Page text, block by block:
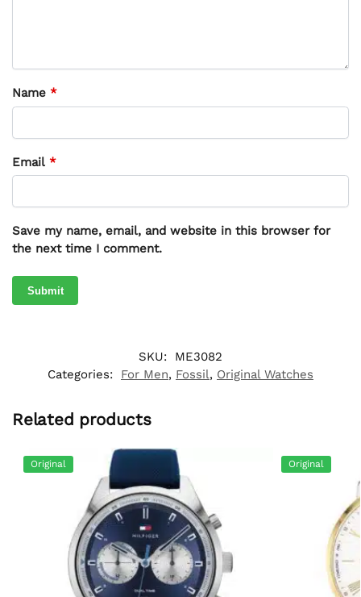
Name *
Email *
Save my name, email, and website in this browser for
the next time I comment.
SKU:
ME3082
Categories:
For Men, Fossil, Original Watches
Related products
Original Original